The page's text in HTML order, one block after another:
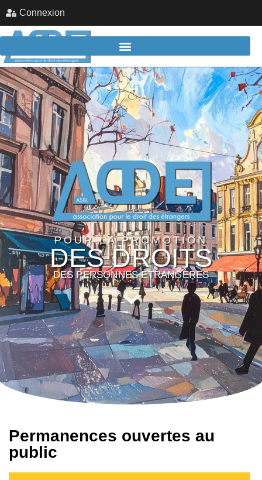
Connexion
POUR LA PROMOTION
DES DROITS
DES PERSONNES ÉTRANGÈRES
Permanences ouvertes au
public